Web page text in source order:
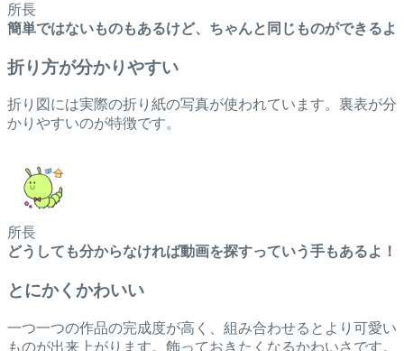
所長
簡単ではないものもあるけど、ちゃんと同じものができるよ
折り方が分かりやすい
折り図には実際の折り紙の写真が使われています。裏表が分
かりやすいのが特徴です。
所長
どうしても分からなければ動画を探すっていう手もあるよ！
とにかくかわいい
一つ一つの作品の完成度が高く、組み合わせるとより可愛い
ものが出来上がります。飾っておきたくなるかわいさです。